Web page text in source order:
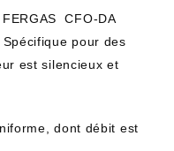
CFO-DA
pour des
est silencieux et
dont débit est